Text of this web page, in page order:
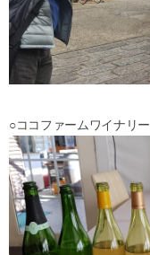
○ココファームワイナリー